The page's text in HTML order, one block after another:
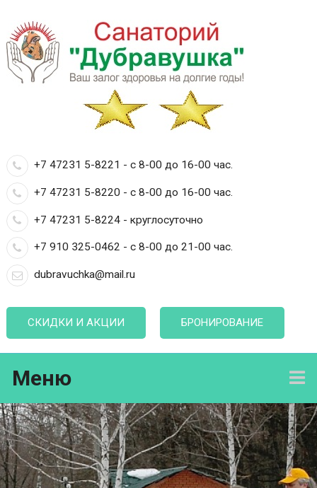
+7 47231 5-8221 - с 8-00 до 16-00 час.
+7 47231 5-8220 - с 8-00 до 16-00 час.
+7 47231 5-8224 - круглосуточно
+7 910 325-0462 - с 8-00 до 21-00 час.
dubravuchka@mail.ru
СКИДКИ И АКЦИИ БРОНИРОВАНИЕ
Меню